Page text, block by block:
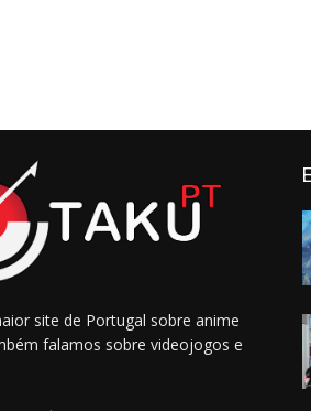
site de Portugal sobre anime
falamos sobre videojogos e